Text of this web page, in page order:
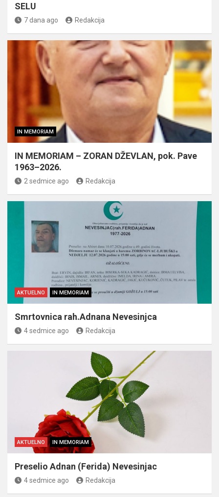
SELU
7 dana ago Redakcija
IN MEMORIAM
IN MEMORIAM – ZORAN DŽEVLAN, pok. Pave
1963–2026.
2 sedmice ago Redakcija
AKTUELNO IN MEMORIAM
Smrtovnica rah.Adnana Nevesinjca
4 sedmice ago Redakcija
AKTUELNO IN MEMORIAM
Preselio Adnan (Ferida) Nevesinjac
4 sedmice ago Redakcija